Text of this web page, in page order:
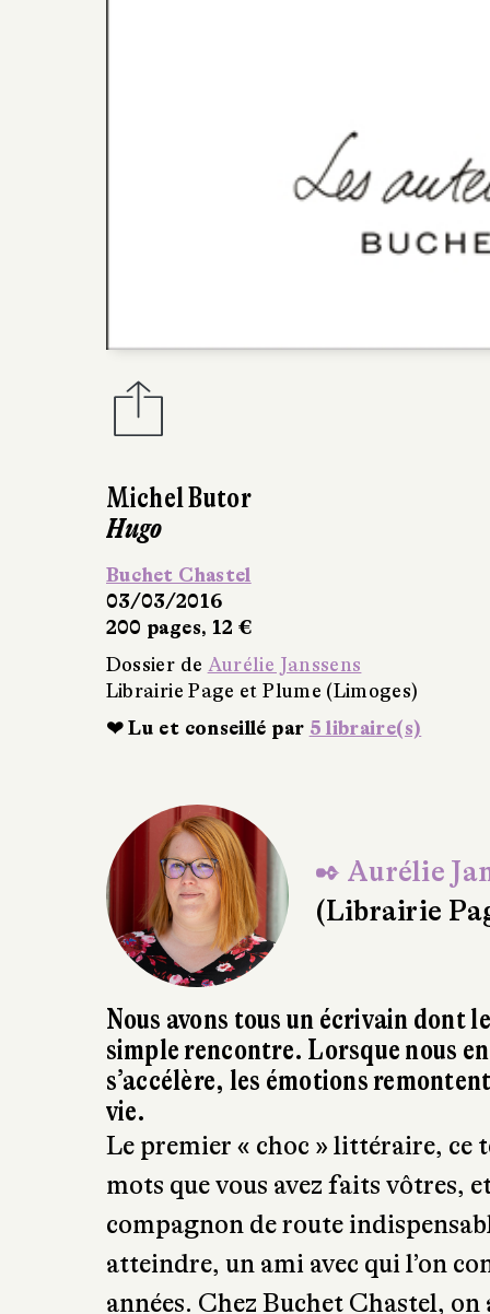
Michel Butor
Hugo
Buchet Chastel
03/03/2016
200 pages, 12 €
Dossier deAurélie Janssens
Librairie Page et Plume (Limoges)
❤ Lu et conseillé par5 libraire(s)
✒ Aurélie
Nous avons tous un écrivain dont
simple rencontre. Lorsque nous
s’accélère, les émotions
vie.
Le premier « choc » littéraire, ce
mots que vous avez faits vôtres,
compagnon de route